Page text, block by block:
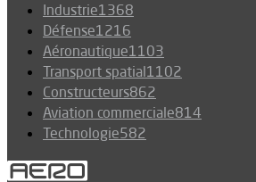
Industrie1368
Défense1216
Aéronautique1103
Transport spatial1102
Constructeurs862
Aviation commerciale814
Technologie582